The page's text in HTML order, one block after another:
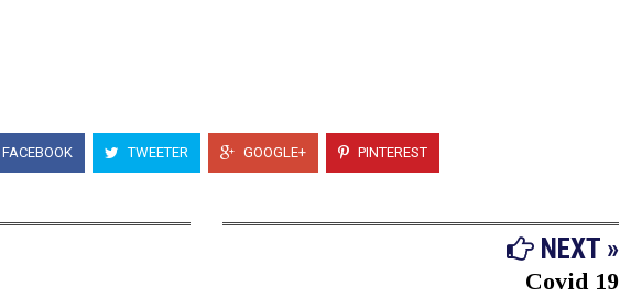
FACEBOOK TWEETER GOOGLE+ PINTEREST
NEXT »
Covid 19